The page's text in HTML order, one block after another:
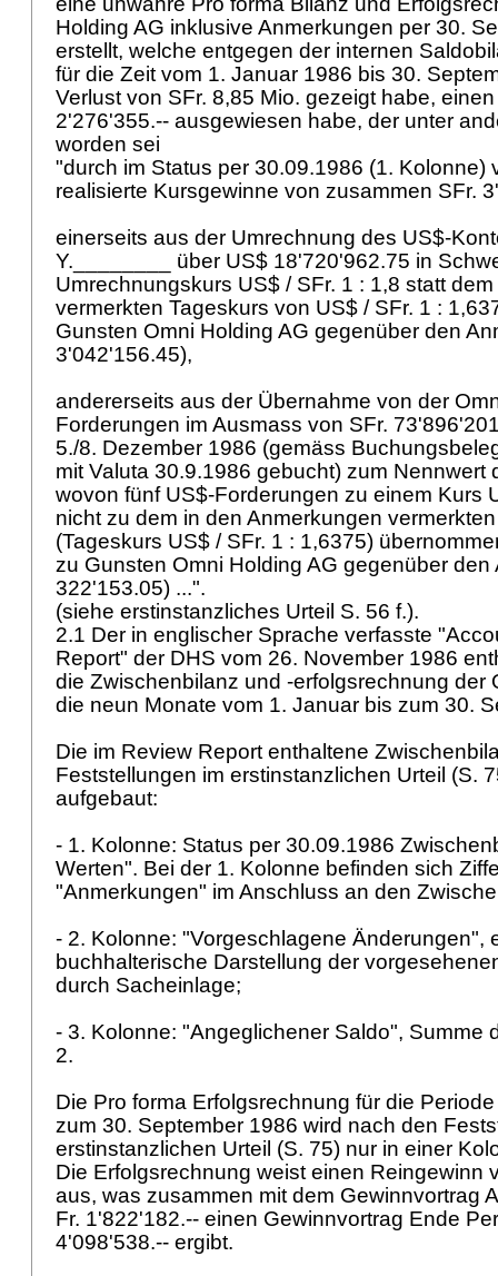
Holding AG inklusive Anmerkungen per 30.
erstellt, welche entgegen der internen
für die Zeit vom 1. Januar 1986 bis 30.
Verlust von SFr. 8,85 Mio. gezeigt habe,
2'276'355.-- ausgewiesen habe, der unter
worden sei
"durch im Status per 30.09.1986 (1. Kolonne)
realisierte Kursgewinne von zusammen SFr.
einerseits aus der Umrechnung des US$-
Y.________ über US$ 18'720'962.75 in
Umrechnungskurs US$ / SFr. 1 : 1,8 statt
vermerkten Tageskurs von US$ / SFr. 1 :
Gunsten Omni Holding AG gegenüber den
3'042'156.45),
andererseits aus der Übernahme von der
Forderungen im Ausmass von SFr.
5./8. Dezember 1986 (gemäss
mit Valuta 30.9.1986 gebucht) zum Nennwert
wovon fünf US$-Forderungen zu einem Kurs
nicht zu dem in den Anmerkungen
(Tageskurs US$ / SFr. 1 : 1,6375)
zu Gunsten Omni Holding AG gegenüber den
322'153.05) ...".
(siehe erstinstanzliches Urteil S. 56 f.).
2.1 Der in englischer Sprache verfasste
Report" der DHS vom 26. November 1986
die Zwischenbilanz und -erfolgsrechnung der
die neun Monate vom 1. Januar bis zum 30.
Die im Review Report enthaltene
Feststellungen im erstinstanzlichen Urteil (S.
aufgebaut:
- 1. Kolonne: Status per 30.09.1986
Werten". Bei der 1. Kolonne befinden sich
"Anmerkungen" im Anschluss an den
- 2. Kolonne: "Vorgeschlagene Änderungen",
buchhalterische Darstellung der
durch Sacheinlage;
- 3. Kolonne: "Angeglichener Saldo", Summe
2.
Die Pro forma Erfolgsrechnung für die
zum 30. September 1986 wird nach den
erstinstanzlichen Urteil (S. 75) nur in einer
Die Erfolgsrechnung weist einen Reingewinn
aus, was zusammen mit dem Gewinnvortrag
Fr. 1'822'182.-- einen Gewinnvortrag Ende
4'098'538.-- ergibt.